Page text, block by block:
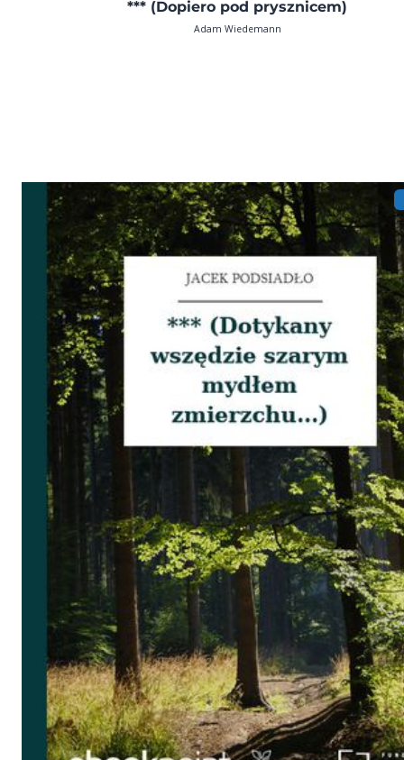
*** (Dopiero pod prysznicem)
Adam Wiedemann